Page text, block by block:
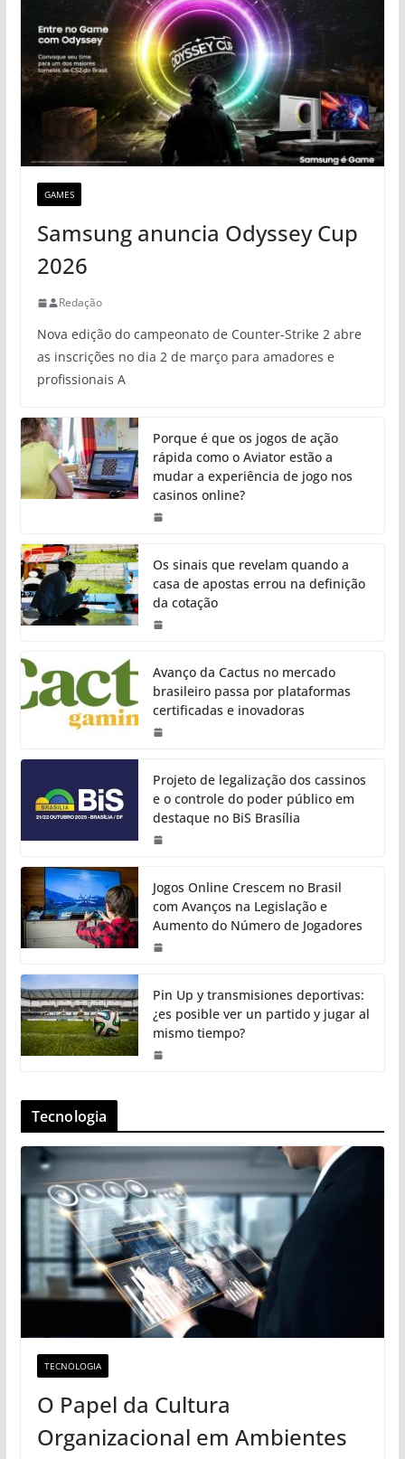
GAMES
Samsung anuncia Odyssey Cup
2026
Redação
Nova edição do campeonato de Counter-Strike 2 abre
as inscrições no dia 2 de março para amadores e
profissionais A
Porque é que os jogos de ação
rápida como o Aviator estão a
mudar a experiência de jogo nos
casinos online?
Os sinais que revelam quando a
casa de apostas errou na definição
da cotação
Avanço da Cactus no mercado
brasileiro passa por plataformas
certificadas e inovadoras
Projeto de legalização dos cassinos
e o controle do poder público em
destaque no BiS Brasília
Jogos Online Crescem no Brasil
com Avanços na Legislação e
Aumento do Número de Jogadores
Pin Up y transmisiones deportivas:
¿es posible ver un partido y jugar al
mismo tiempo?
Tecnologia
TECNOLOGIA
O Papel da Cultura
Organizacional em Ambientes